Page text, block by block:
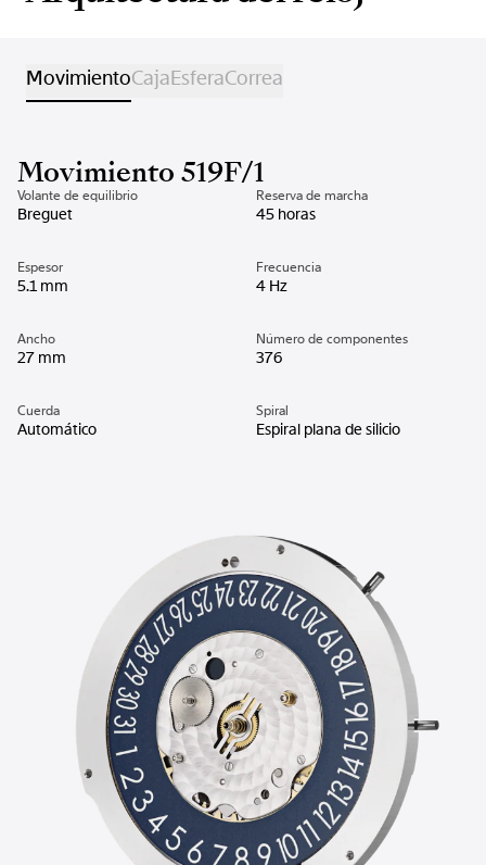
MovimientoCajaEsferaCorrea
Movimiento 519F/1
Volante de equilibrio
Breguet
Reserva de marcha
45 horas
Espesor
5.1 mm
Frecuencia
4 Hz
Ancho
27 mm
Número de componentes
376
Cuerda
Automático
Spiral
Espiral plana de silicio